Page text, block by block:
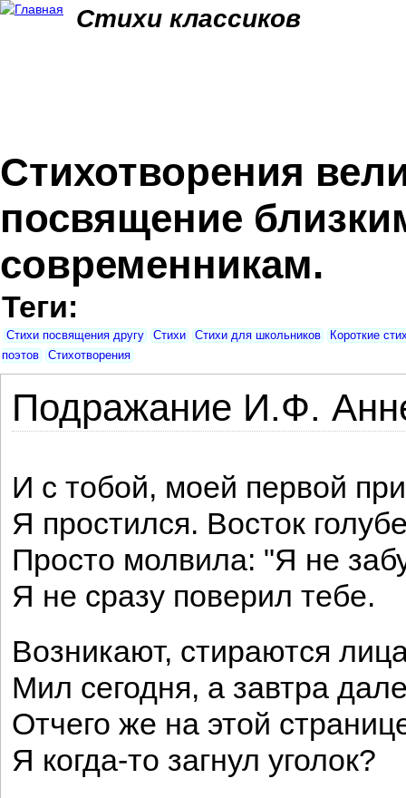
Стихи классиков
Стихотворения
посвящение
современникам.
Теги:
Стихи посвящения другу Стихи Стихи для школьников
Короткие
поэтов
Стихотворения
Подражание И.Ф.
И с тобой, моей первой
Я простился. Восток
Просто молвила: "Я не
Я не сразу поверил тебе.
Возникают, стираются
Мил сегодня, а завтра
Отчего же на этой
Я когда-то загнул уголок?